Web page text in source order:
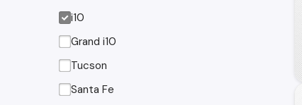
i10
Grand i10
Tucson
Santa Fe